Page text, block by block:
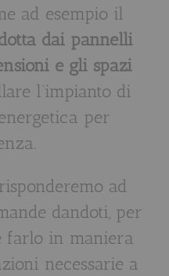
ad esempio il
dai pannelli
e gli spazi
l’impianto di
per
ad
dandoti, per
farlo in maniera
necessarie a